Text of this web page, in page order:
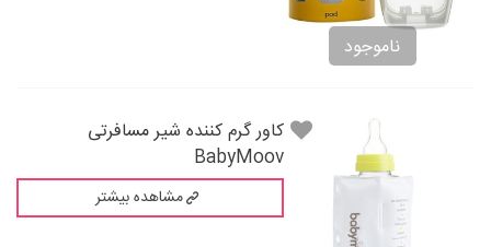
ناموجود
کاور گرم کننده شیر مسافرتی
BabyMoov
مشاهده بیشتر